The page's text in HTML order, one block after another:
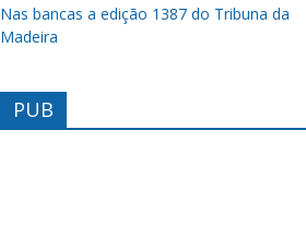
Nas bancas a edição 1387 do Tribuna da
Madeira
PUB